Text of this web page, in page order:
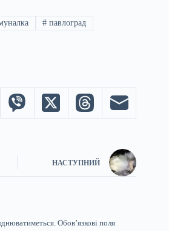
# павлоград
НАСТУПНИЙ
Обов’язкові поля